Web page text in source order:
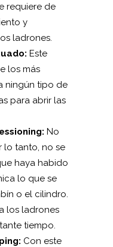
requiere de
y
ladrones.
Este
los más
ningún tipo de
para abrir las
No
lo tanto, no se
haya habido
lo que se
o el cilindro.
los ladrones
tiempo.
Con este